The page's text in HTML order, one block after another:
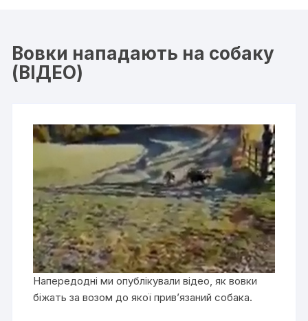
Вовки нападають на собаку
(ВІДЕО)
Напередодні ми опублікували відео, як вовки
біжать за возом до якої прив’язаний собака.